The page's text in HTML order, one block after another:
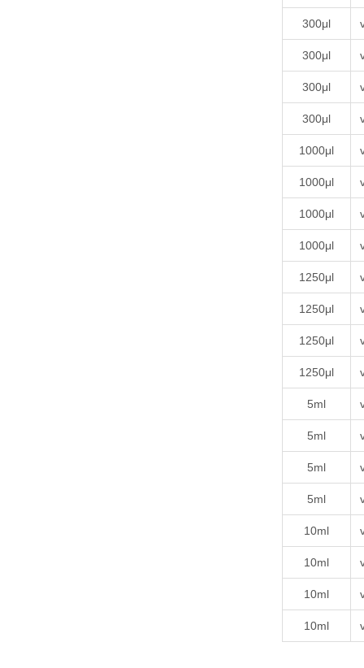
300μl
300μl
300μl
300μl
1000μl
1000μl
1000μl
1000μl
1250μl
1250μl
1250μl
1250μl
5ml
5ml
5ml
5ml
10ml
10ml
10ml
10ml